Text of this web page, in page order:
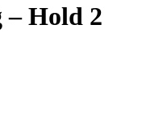
Hold 2